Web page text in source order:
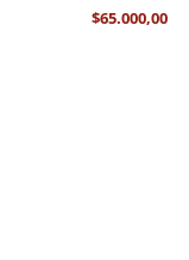
$65.000,00